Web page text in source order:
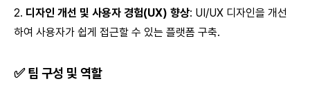
2. 디자인 개선 및 사용자 경험(UX) 향상: UI/UX 디자인을 개선
하여 사용자가 쉽게 접근할 수 있는 플랫폼 구축.
✅팀 구성 및 역할